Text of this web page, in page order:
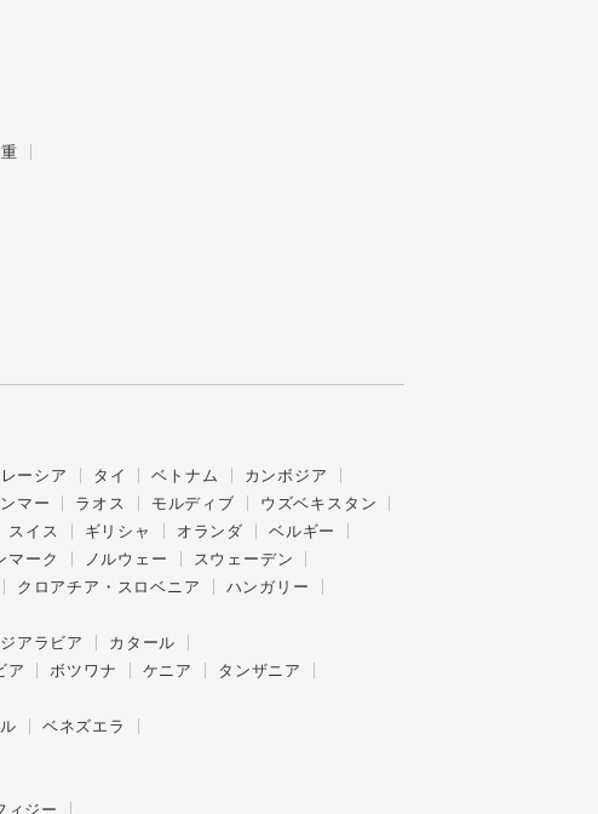
ーシア タイ ベトナム
カンボジア
マー ラオス モルディブ
ウズベキスタン
スイス ギリシャ オランダ
ベルギー
マーク ノルウェー
スウェーデン
クロアチア・スロベニア
ハンガリー
アラビア
カタール
ア ボツワナ ケニア
タンザニア
ベネズエラ
ィジー